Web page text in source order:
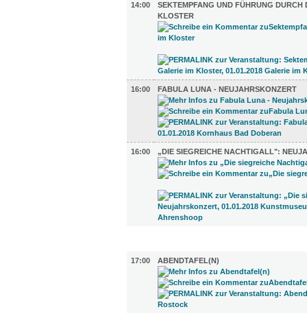
14:00
SEKTEMPFANG UND FÜHRUNG DURCH
KLOSTER
16:00 FABULA LUNA - NEUJAHRSKONZERT
16:00 „DIE SIEGREICHE NACHTIGALL":
17:00
ABENDTAFEL(N)